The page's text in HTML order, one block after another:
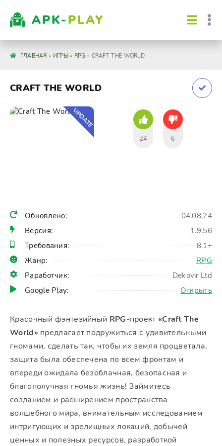
APK-PLAY
ГЛАВНАЯ » ИГРЫ» RPG » CRAFT THE WORLD
CRAFT THE WORLD
Обновлено:
04.08.24
Версия:
1.9.56
Требования:
8.1+
Жанр:
RPG
Раработчик:
Dekovir Ltd
Google Play:
Открыть
UPDATE
24 6
Красочный фэнтезийный RPG-проект «Craft The
World» предлагает подружиться с удивительными
гномами, сделать так, чтобы их земля процветала,
защита была обеспечена по всем фронтам и
впереди ожидала безоблачная, безопасная и
благополучная гномья жизнь! Займитесь
созданием и расширением пространства
волшебного мира, внимательным исследованием
интригующих и зрелищных локаций, добычей
ценных и полезных ресурсов, разработкой